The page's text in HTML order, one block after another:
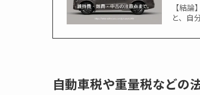
【結
と、自
自動車税や重量税などの